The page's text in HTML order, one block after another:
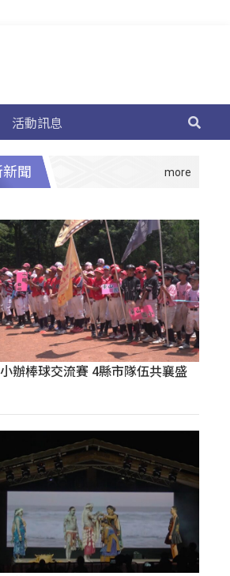
活動訊息
聞
辦棒球交流賽 4縣市隊伍共襄盛